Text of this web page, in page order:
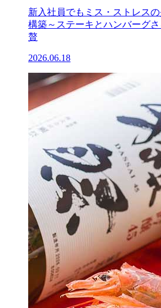
新入社員でもミス・ストレス
構築～ステーキとハンバーグ
贅
2026.06.18